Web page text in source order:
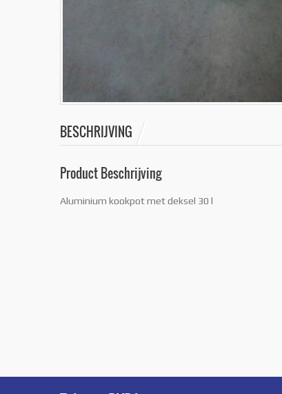
BESCHRIJVING
Product Beschrijving
Aluminium kookpot met deksel 30 l